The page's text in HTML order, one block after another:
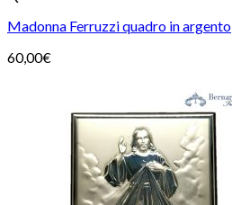
Madonna Ferruzzi quadro in argento
60,00€